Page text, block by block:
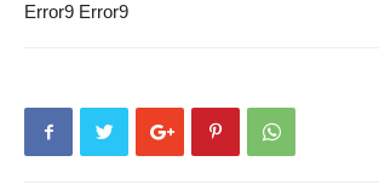
Error9 Error9